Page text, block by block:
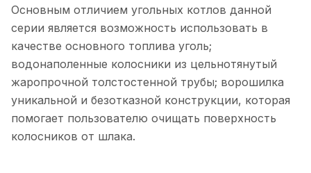
Основным отличием угольных котлов данной
серии является возможность использовать в
качестве основного топлива уголь;
водонаполенные колосники из цельнотянутый
жаропрочной толстостенной трубы; ворошилка
уникальной и безотказной конструкции, которая
помогает пользователю очищать поверхность
колосников от шлака.